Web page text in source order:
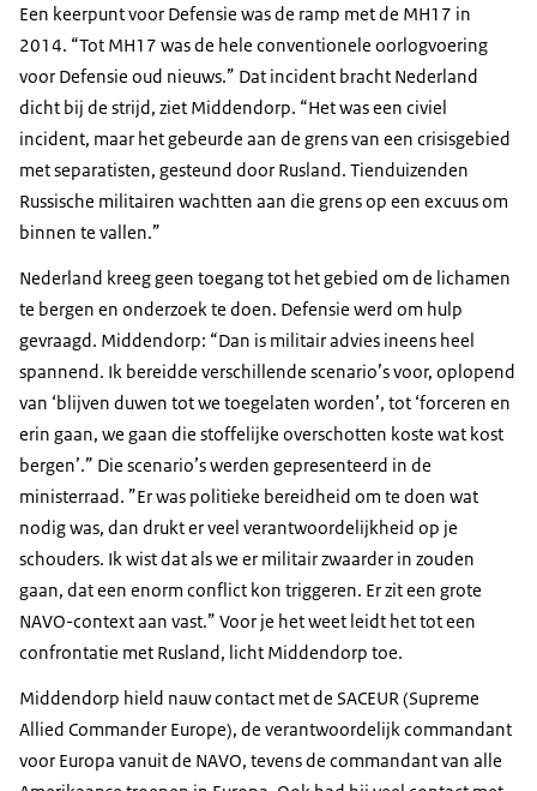
Een keerpunt voor Defensie was de ramp met de MH17 in
2014. “Tot MH17 was de hele conventionele oorlogvoering
voor Defensie oud nieuws.” Dat incident bracht Nederland
dicht bij de strijd, ziet Middendorp. “Het was een civiel
incident, maar het gebeurde aan de grens van een crisisgebied
met separatisten, gesteund door Rusland. Tienduizenden
Russische militairen wachtten aan die grens op een excuus om
binnen te vallen.”
Nederland kreeg geen toegang tot het gebied om de lichamen
te bergen en onderzoek te doen. Defensie werd om hulp
gevraagd. Middendorp: “Dan is militair advies ineens heel
spannend. Ik bereidde verschillende scenario’s voor, oplopend
van ‘blijven duwen tot we toegelaten worden’, tot ‘forceren en
erin gaan, we gaan die stoffelijke overschotten koste wat kost
bergen’.” Die scenario’s werden gepresenteerd in de
ministerraad. ”Er was politieke bereidheid om te doen wat
nodig was, dan drukt er veel verantwoordelijkheid op je
schouders. Ik wist dat als we er militair zwaarder in zouden
gaan, dat een enorm conflict kon triggeren. Er zit een grote
NAVO-context aan vast.” Voor je het weet leidt het tot een
confrontatie met Rusland, licht Middendorp toe.
Middendorp hield nauw contact met de SACEUR (Supreme
Allied Commander Europe), de verantwoordelijk commandant
voor Europa vanuit de NAVO, tevens de commandant van alle